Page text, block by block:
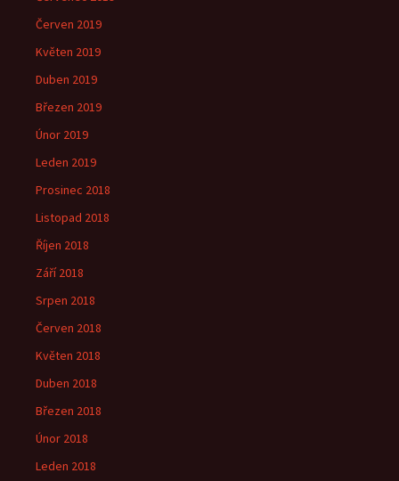
Červen 2019
Květen 2019
Duben 2019
Březen 2019
Únor 2019
Leden 2019
Prosinec 2018
Listopad 2018
Říjen 2018
Září 2018
Srpen 2018
Červen 2018
Květen 2018
Duben 2018
Březen 2018
Únor 2018
Leden 2018